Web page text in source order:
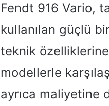
Fendt 916 Vario,
kullanılan güçlü
teknik
modellerle
ayrıca maliyetine